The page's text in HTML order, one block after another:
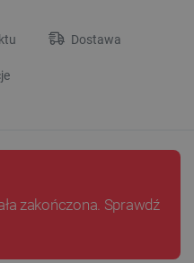
Dostawa
zakończona. Sprawdź